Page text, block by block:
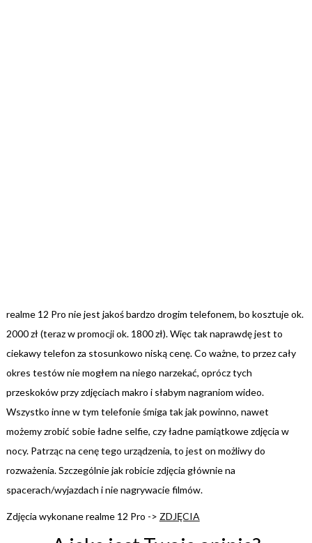
realme 12 Pro nie jest jakoś bardzo drogim telefonem, bo kosztuje ok.
2000 zł (teraz w promocji ok. 1800 zł). Więc tak naprawdę jest to
ciekawy telefon za stosunkowo niską cenę. Co ważne, to przez cały
okres testów nie mogłem na niego narzekać, oprócz tych
przeskoków przy zdjęciach makro i słabym nagraniom wideo.
Wszystko inne w tym telefonie śmiga tak jak powinno, nawet
możemy zrobić sobie ładne selfie, czy ładne pamiątkowe zdjęcia w
nocy. Patrząc na cenę tego urządzenia, to jest on możliwy do
rozważenia. Szczególnie jak robicie zdjęcia głównie na
spacerach/wyjazdach i nie nagrywacie filmów.
Zdjęcia wykonane realme 12 Pro -> ZDJĘCIA